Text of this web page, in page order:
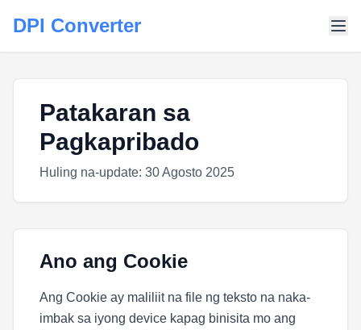
DPI Converter
Patakaran sa
Pagkapribado
Huling na-update: 30 Agosto 2025
Ano ang Cookie
Ang Cookie ay maliliit na file ng teksto na naka-
imbak sa iyong device kapag binisita mo ang